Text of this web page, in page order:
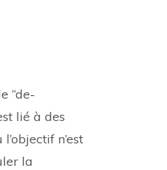
“de-
lié à des
n’est
la